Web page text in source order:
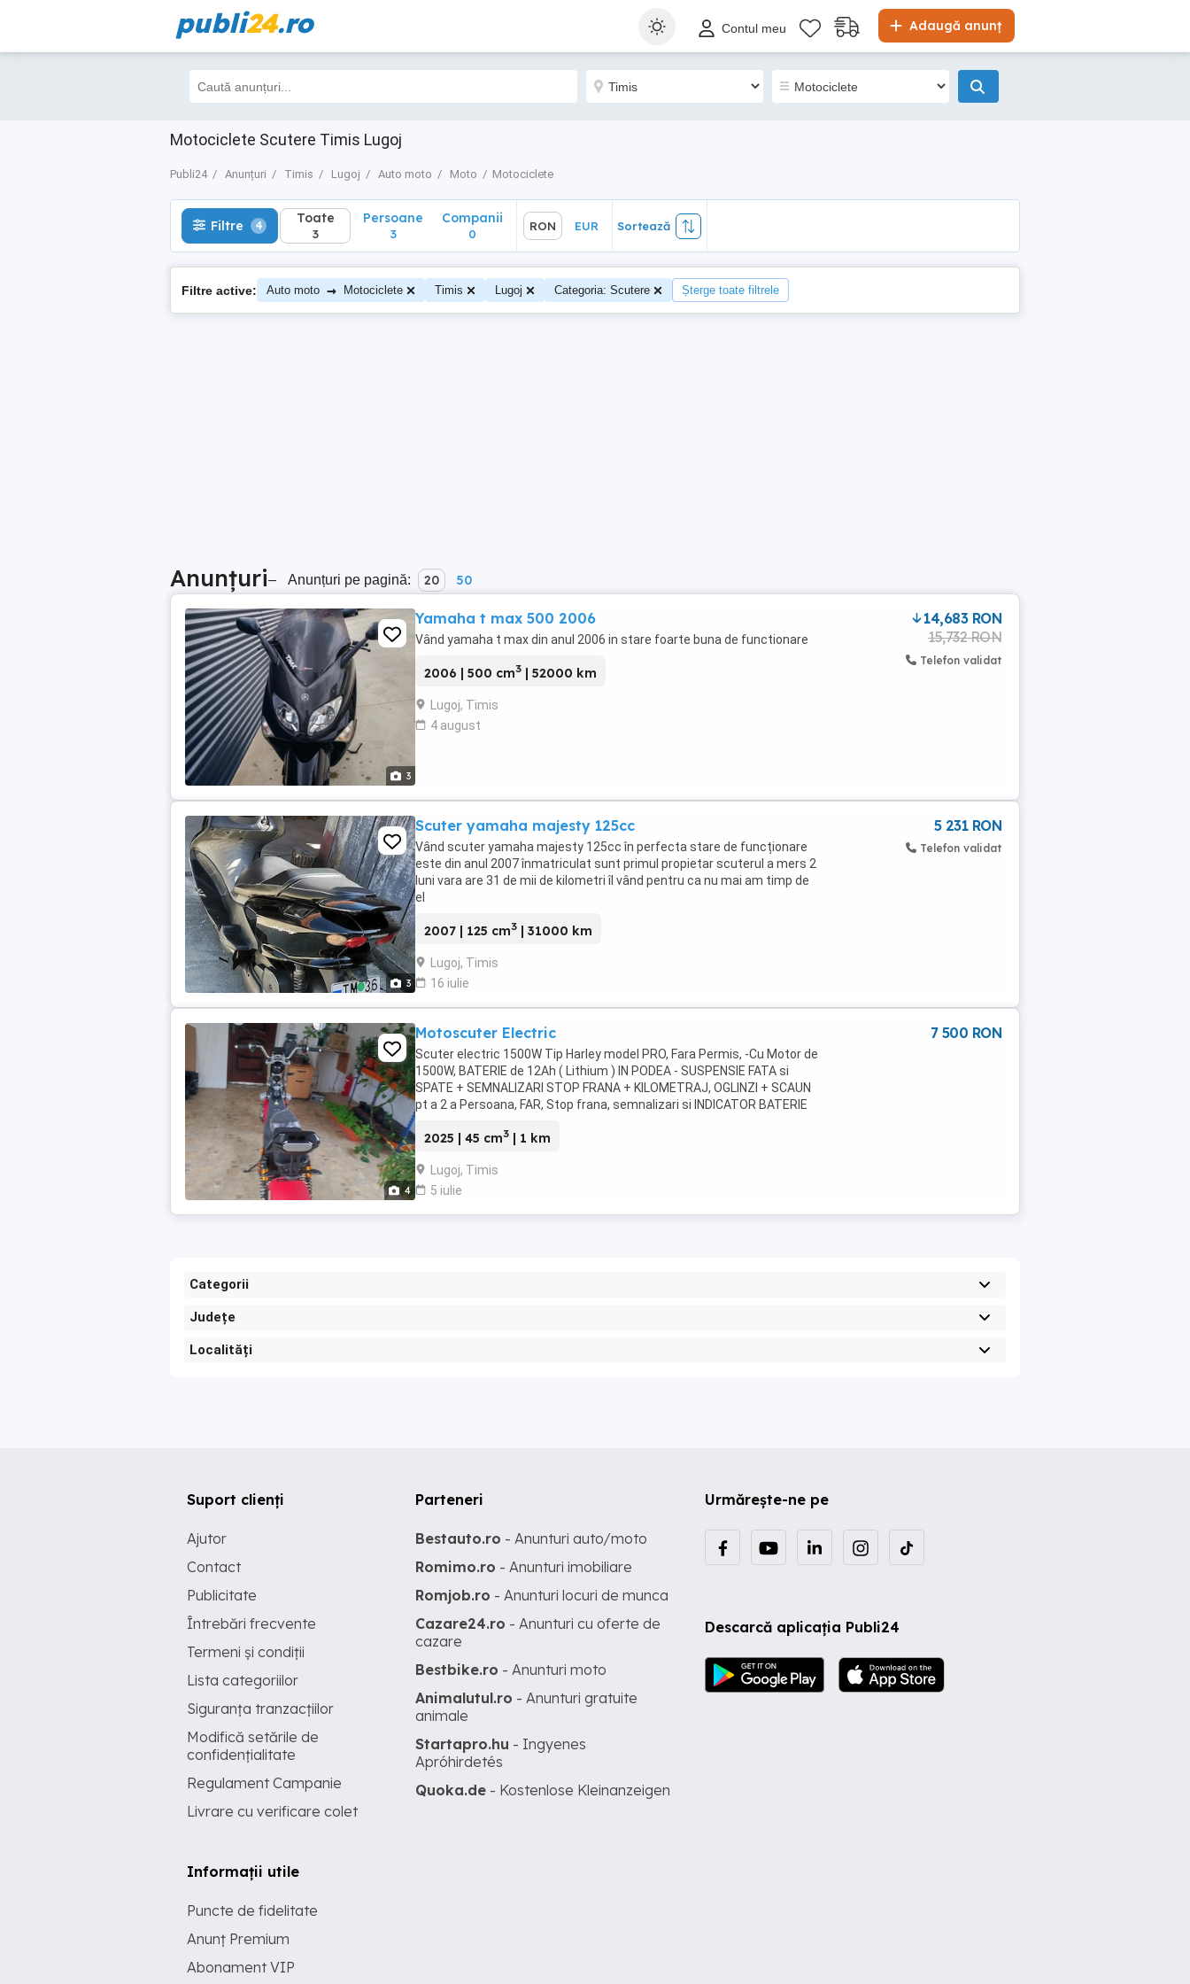
publi24.ro Adaugă anunț
Contul meu
Motociclete Scutere Timis Lugoj
Publi24 Anunțuri Timis Lugoj Auto moto Moto Motociclete
Filtre 4 Toate
3
Sortează
Filtre 4 Toate
3
Persoane
3
Companii
0
RON EUR Sortează
Filtre active: Auto moto → Motociclete Timis Lugoj Categoria: Scutere Șterge toate filtrele
Anunțuri– Anunțuri pe pagină: 20 50
3
Yamaha t max 500 2006
Vând yamaha t max din anul 2006 in stare foarte buna de functionare
2006 | 500 cm3 | 52000 km
Lugoj, Timis
4 august
14,683 RON
15,732 RON
Telefon validat
3
Scuter yamaha majesty 125cc
Vând scuter yamaha majesty 125cc în perfecta stare de funcționare
este din anul 2007 înmatriculat sunt primul propietar scuterul a mers 2
luni vara are 31 de mii de kilometri îl vând pentru ca nu mai am timp de
el
2007 | 125 cm3 | 31000 km
Lugoj, Timis
16 iulie
5 231 RON
Telefon validat
4
Motoscuter Electric
Scuter electric 1500W Tip Harley model PRO, Fara Permis, -Cu Motor de
1500W, BATERIE de 12Ah ( Lithium ) IN PODEA - SUSPENSIE FATA si
SPATE + SEMNALIZARI STOP FRANA + KILOMETRAJ, OGLINZI + SCAUN
pt a 2 a Persoana, FAR, Stop frana, semnalizari si INDICATOR BATERIE
2025 | 45 cm3 | 1 km
Lugoj, Timis
5 iulie
7 500 RON
Categorii
Județe
Localități
Urmărește-ne pe
Descarcă aplicația Publi24
Suport clienți
Ajutor
Contact
Publicitate
Întrebări frecvente
Termeni și condiții
Lista categoriilor
Siguranța tranzacțiilor
Modifică setările de
confidențialitate
Regulament Campanie
Livrare cu verificare colet
Informații utile
Puncte de fidelitate
Anunț Premium
Abonament VIP
Parteneri
Bestauto.ro - Anunturi auto/moto
Romimo.ro - Anunturi imobiliare
Romjob.ro - Anunturi locuri de munca
Cazare24.ro - Anunturi cu oferte de
cazare
Bestbike.ro - Anunturi moto
Animalutul.ro - Anunturi gratuite
animale
Startapro.hu - Ingyenes
Apróhirdetés
Quoka.de - Kostenlose Kleinanzeigen